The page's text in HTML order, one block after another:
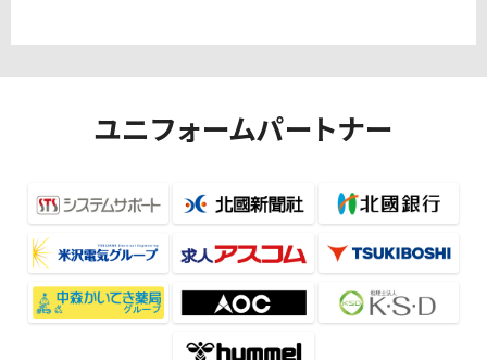
ユニフォームパートナー